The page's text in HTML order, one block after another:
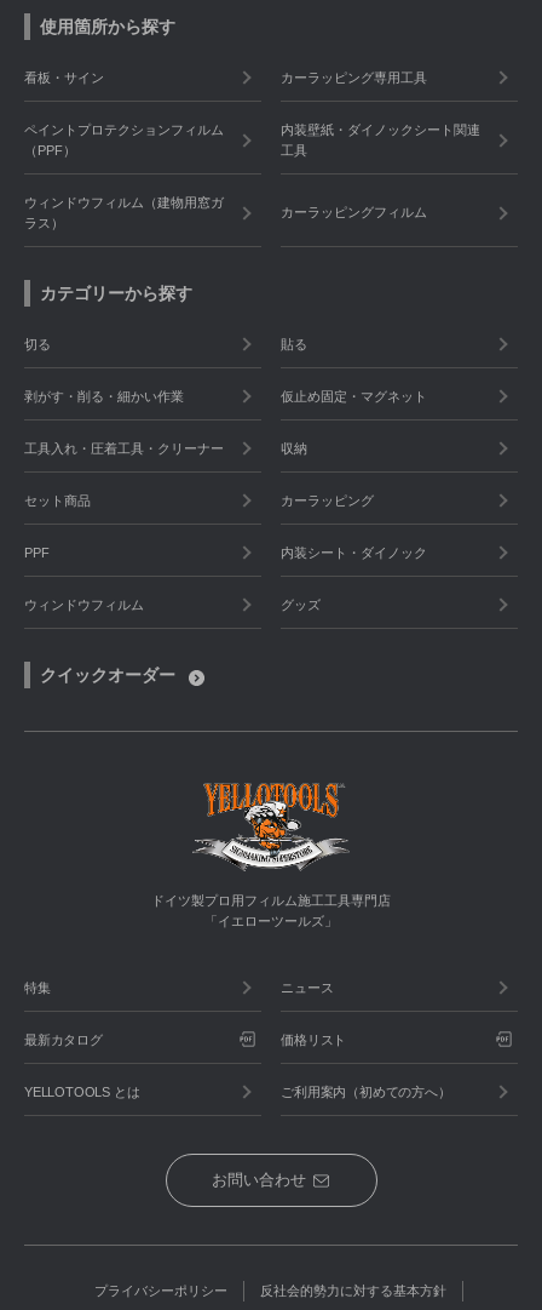
使用箇所から探す
看板・サイン カーラッピング専用工具
ペイントプロテクションフィルム
（PPF）
内装壁紙・ダイノックシート関連
工具
ウィンドウフィルム（建物用窓ガ
ラス）
カーラッピングフィルム
カテゴリーから探す
切る 貼る
剥がす・削る・細かい作業 仮止め固定・マグネット
工具入れ・圧着工具・クリーナー 収納
セット商品 カーラッピング
PPF 内装シート・ダイノック
ウィンドウフィルム グッズ
クイックオーダー
ドイツ製プロ用フィルム施工工具専門店
「イエローツールズ」
特集 ニュース
最新カタログ 価格リスト
YELLOTOOLS とは ご利用案内（初めての方へ）
お問い合わせ
プライバシーポリシー 反社会的勢力に対する基本方針